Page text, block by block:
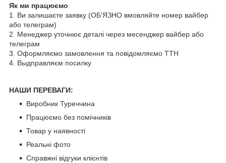
Як ми працюємо
1. Ви залишаєте заявку (ОБ'ЯЗНО вмовляйте номер вайбер
або телеграм)
2. Менеджер уточнює деталі через месенджер вайбер або
телеграм
3. Оформляємо замовлення та повідомляємо ТТН
4. Выдправляєм посилку
НАШИ ПЕРЕВАГИ:
Виробник Туреччина
Працюємо без помічників
Товар у наявності
Реальні фото
Справжні відгуки клієнтів